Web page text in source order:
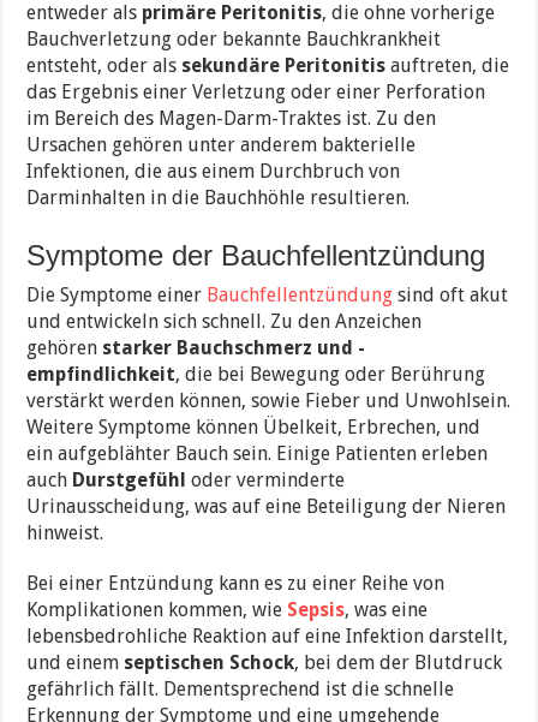
entweder als primäre Peritonitis, die ohne vorherige
Bauchverletzung oder bekannte Bauchkrankheit
entsteht, oder als sekundäre Peritonitis auftreten, die
das Ergebnis einer Verletzung oder einer Perforation
im Bereich des Magen-Darm-Traktes ist. Zu den
Ursachen gehören unter anderem bakterielle
Infektionen, die aus einem Durchbruch von
Darminhalten in die Bauchhöhle resultieren.
Symptome der Bauchfellentzündung
Die Symptome einer Bauchfellentzündung sind oft akut
und entwickeln sich schnell. Zu den Anzeichen
gehören starker Bauchschmerz und -
empfindlichkeit, die bei Bewegung oder Berührung
verstärkt werden können, sowie Fieber und Unwohlsein.
Weitere Symptome können Übelkeit, Erbrechen, und
ein aufgeblähter Bauch sein. Einige Patienten erleben
auch Durstgefühl oder verminderte
Urinausscheidung, was auf eine Beteiligung der Nieren
hinweist.
Bei einer Entzündung kann es zu einer Reihe von
Komplikationen kommen, wie Sepsis, was eine
lebensbedrohliche Reaktion auf eine Infektion darstellt,
und einem septischen Schock, bei dem der Blutdruck
gefährlich fällt. Dementsprechend ist die schnelle
Erkennung der Symptome und eine umgehende